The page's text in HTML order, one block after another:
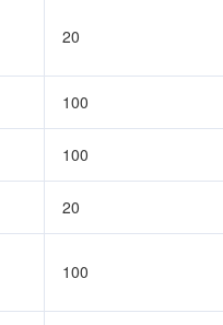
20
100
100
20
100